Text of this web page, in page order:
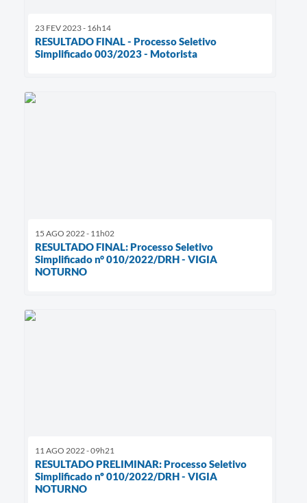
23 FEV 2023 - 16h14
RESULTADO FINAL - Processo Seletivo
Simplificado 003/2023 - Motorista
15 AGO 2022 - 11h02
RESULTADO FINAL: Processo Seletivo
Simplificado n° 010/2022/DRH - VIGIA
NOTURNO
11 AGO 2022 - 09h21
RESULTADO PRELIMINAR: Processo Seletivo
Simplificado nº 010/2022/DRH - VIGIA
NOTURNO